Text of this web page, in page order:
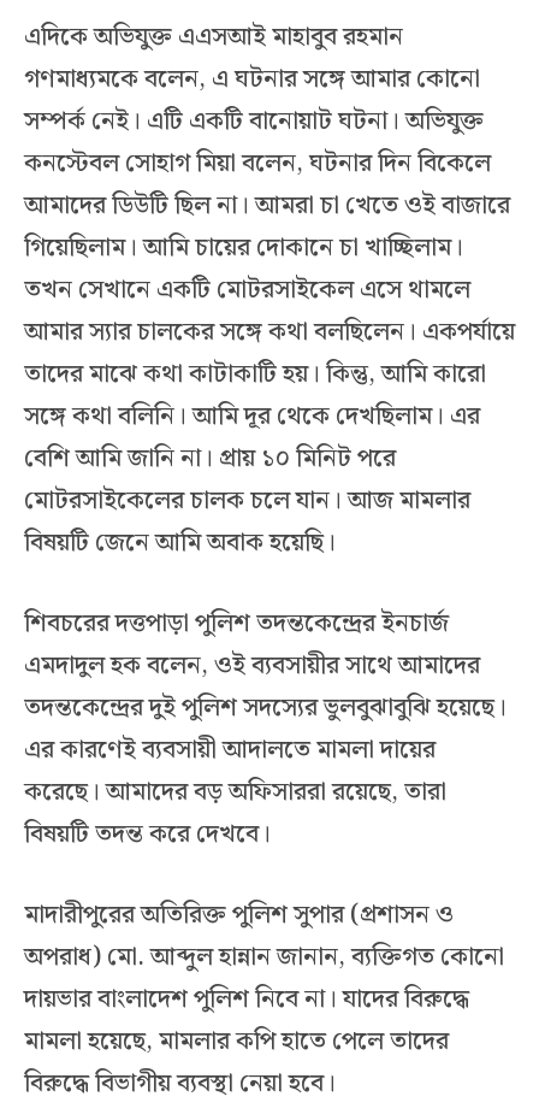
এদিকে অভিযুক্ত এএসআই মাহাবুব রহমান
গণমাধ্যমকে বলেন, এ ঘটনার সঙ্গে আমার কোনো
সম্পর্ক নেই। এটি একটি বানোয়াট ঘটনা। অভিযুক্ত
কনস্টেবল সোহাগ মিয়া বলেন, ঘটনার দিন বিকেলে
আমাদের ডিউটি ছিল না। আমরা চা খেতে ওই বাজারে
গিয়েছিলাম। আমি চায়ের দোকানে চা খাচ্ছিলাম।
তখন সেখানে একটি মোটরসাইকেল এসে থামলে
আমার স্যার চালকের সঙ্গে কথা বলছিলেন। একপর্যায়ে
তাদের মাঝে কথা কাটাকাটি হয়। কিন্তু, আমি কারো
সঙ্গে কথা বলিনি। আমি দূর থেকে দেখছিলাম। এর
বেশি আমি জানি না। প্রায় ১০ মিনিট পরে
মোটরসাইকেলের চালক চলে যান। আজ মামলার
বিষয়টি জেনে আমি অবাক হয়েছি।
শিবচরের দত্তপাড়া পুলিশ তদন্তকেন্দ্রের ইনচার্জ
এমদাদুল হক বলেন, ওই ব্যবসায়ীর সাথে আমাদের
তদন্তকেন্দ্রের দুই পুলিশ সদস্যের ভুলবুঝাবুঝি হয়েছে।
এর কারণেই ব্যবসায়ী আদালতে মামলা দায়ের
করেছে। আমাদের বড় অফিসাররা রয়েছে, তারা
বিষয়টি তদন্ত করে দেখবে।
মাদারীপুরের অতিরিক্ত পুলিশ সুপার (প্রশাসন ও
অপরাধ) মো. আব্দুল হান্নান জানান, ব্যক্তিগত কোনো
দায়ভার বাংলাদেশ পুলিশ নিবে না। যাদের বিরুদ্ধে
মামলা হয়েছে, মামলার কপি হাতে পেলে তাদের
বিরুদ্ধে বিভাগীয় ব্যবস্থা নেয়া হবে।